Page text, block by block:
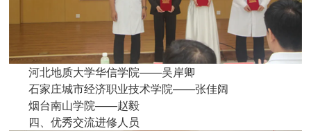
河北地质大学华信学院——吴岸卿
石家庄城市经济职业技术学院——张佳阔
烟台南山学院——赵毅
四、优秀交流进修人员